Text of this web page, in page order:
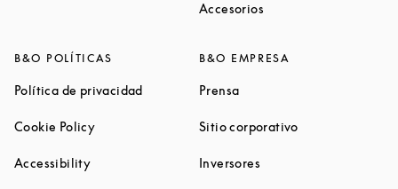
Accesorios
B&O POLÍTICAS
Política de privacidadLink Opens in New Tab
Cookie PolicyLink Opens in New Tab
AccessibilityLink Opens in New Tab
B&O EMPRESA
PrensaLink Opens in New Tab
Sitio corporativoLink Opens in
Inversores